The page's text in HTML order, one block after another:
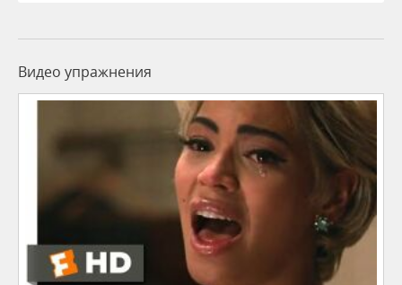
Видео упражнения